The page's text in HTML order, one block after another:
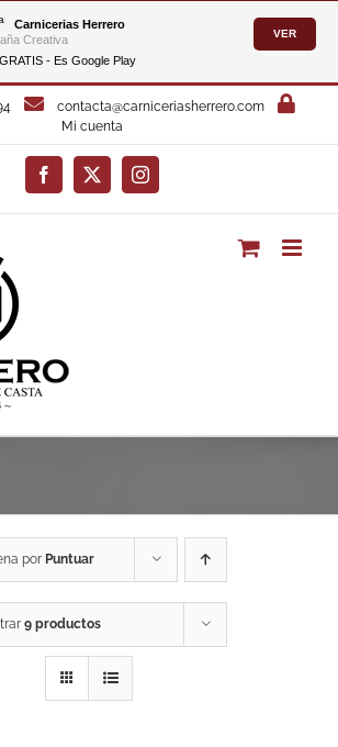
Carnicerias Herrero
Creativa
- Es Google Play
VER
contacta@carniceriasherrero.com
Mi cuenta
Facebook
X Instagram
por Puntuar
9 productos